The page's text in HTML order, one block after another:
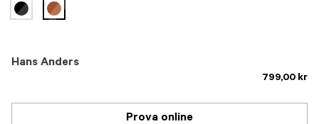
Hans Anders
799,00 kr
selected
Prova online